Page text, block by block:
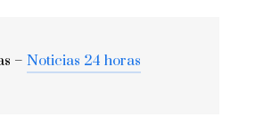
– Noticias 24 horas